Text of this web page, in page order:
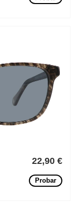
22,90 €
Probar